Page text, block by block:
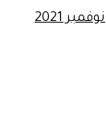
نوفمبر 2021